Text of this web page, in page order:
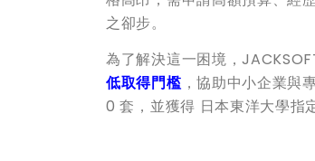
之卻步。
為了解決這一困境，
低取得門檻 ，協助中小企業與
0 套，並獲得 日本東洋大學指